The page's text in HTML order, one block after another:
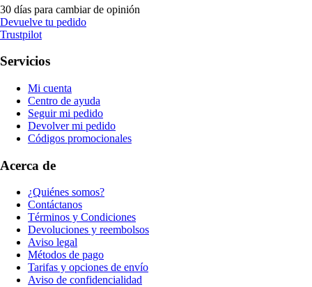
30 días para cambiar de opinión
Devuelve tu pedido
Trustpilot
Servicios
Mi cuenta
Centro de ayuda
Seguir mi pedido
Devolver mi pedido
Códigos promocionales
Acerca de
¿Quiénes somos?
Contáctanos
Términos y Condiciones
Devoluciones y reembolsos
Aviso legal
Métodos de pago
Tarifas y opciones de envío
Aviso de confidencialidad